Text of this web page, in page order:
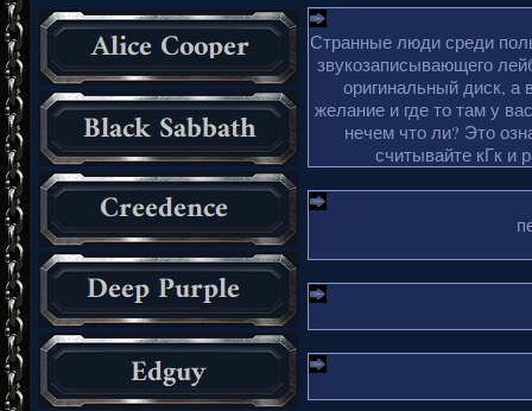
Странные люди среди
звукозаписывающего
оригинальный диск, а
желание и где то там у
нечем что ли? Это
считывайте кГк и